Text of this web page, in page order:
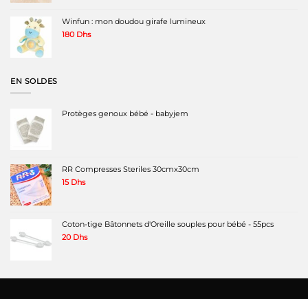
320 Dhs.
est :
230 Dhs.
Winfun : mon doudou girafe lumineux
180 Dhs
EN SOLDES
Protèges genoux bébé - babyjem
RR Compresses Steriles 30cmx30cm
15 Dhs
Coton-tige Bâtonnets d'Oreille souples pour bébé - 55pcs
20 Dhs